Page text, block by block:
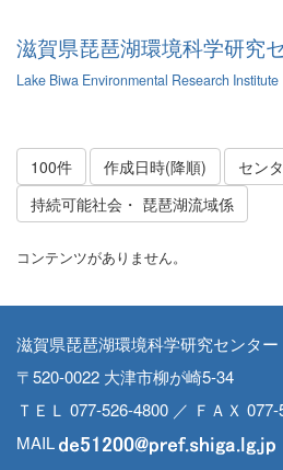
滋賀県琵琶湖環境科学研究
Lake Biwa Environmental Research Institute
100件 作成日時(降順)
セン
持続可能社会・ 琵琶湖流域係
コンテンツがありません。
滋賀県琵琶湖環境科学研究センター
〒520-0022 大津市柳が崎5-34
ＴＥＬ 077-526-4800 ／ ＦＡＸ
MAIL